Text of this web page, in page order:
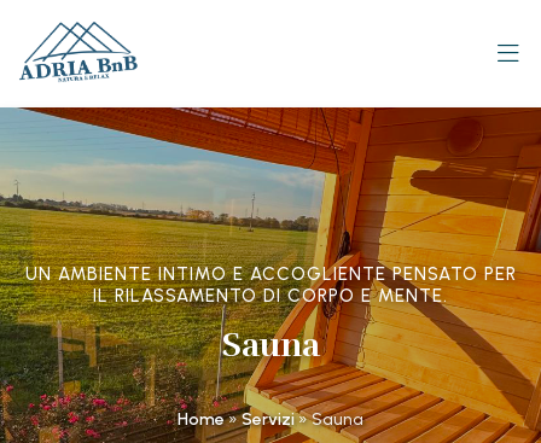
UN AMBIENTE INTIMO E ACCOGLIENTE PENSATO PER
IL RILASSAMENTO DI CORPO E MENTE.
Sauna
Home»Servizi»Sauna